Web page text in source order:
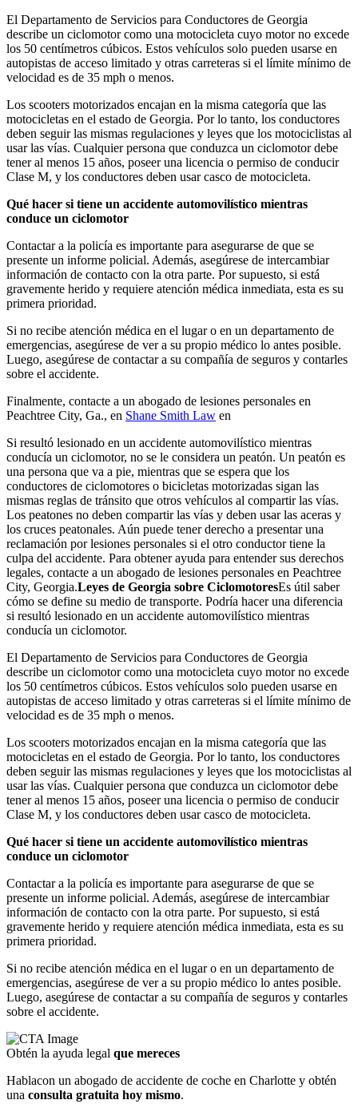
El Departamento de Servicios para Conductores de Georgia
describe un ciclomotor como una motocicleta cuyo motor no excede
los 50 centímetros cúbicos. Estos vehículos solo pueden usarse en
autopistas de acceso limitado y otras carreteras si el límite mínimo de
velocidad es de 35 mph o menos.
Los scooters motorizados encajan en la misma categoría que las
motocicletas en el estado de Georgia. Por lo tanto, los conductores
deben seguir las mismas regulaciones y leyes que los motociclistas al
usar las vías. Cualquier persona que conduzca un ciclomotor debe
tener al menos 15 años, poseer una licencia o permiso de conducir
Clase M, y los conductores deben usar casco de motocicleta.
Qué hacer si tiene un accidente automovilístico mientras
conduce un ciclomotor
Contactar a la policía es importante para asegurarse de que se
presente un informe policial. Además, asegúrese de intercambiar
información de contacto con la otra parte. Por supuesto, si está
gravemente herido y requiere atención médica inmediata, esta es su
primera prioridad.
Si no recibe atención médica en el lugar o en un departamento de
emergencias, asegúrese de ver a su propio médico lo antes posible.
Luego, asegúrese de contactar a su compañía de seguros y contarles
sobre el accidente.
Finalmente, contacte a un abogado de lesiones personales en
Peachtree City, Ga., en Shane Smith Law en
Si resultó lesionado en un accidente automovilístico mientras
conducía un ciclomotor, no se le considera un peatón. Un peatón es
una persona que va a pie, mientras que se espera que los
conductores de ciclomotores o bicicletas motorizadas sigan las
mismas reglas de tránsito que otros vehículos al compartir las vías.
Los peatones no deben compartir las vías y deben usar las aceras y
los cruces peatonales. Aún puede tener derecho a presentar una
reclamación por lesiones personales si el otro conductor tiene la
culpa del accidente. Para obtener ayuda para entender sus derechos
legales, contacte a un abogado de lesiones personales en Peachtree
City, Georgia.Leyes de Georgia sobre CiclomotoresEs útil saber
cómo se define su medio de transporte. Podría hacer una diferencia
si resultó lesionado en un accidente automovilístico mientras
conducía un ciclomotor.
El Departamento de Servicios para Conductores de Georgia
describe un ciclomotor como una motocicleta cuyo motor no excede
los 50 centímetros cúbicos. Estos vehículos solo pueden usarse en
autopistas de acceso limitado y otras carreteras si el límite mínimo de
velocidad es de 35 mph o menos.
Los scooters motorizados encajan en la misma categoría que las
motocicletas en el estado de Georgia. Por lo tanto, los conductores
deben seguir las mismas regulaciones y leyes que los motociclistas al
usar las vías. Cualquier persona que conduzca un ciclomotor debe
tener al menos 15 años, poseer una licencia o permiso de conducir
Clase M, y los conductores deben usar casco de motocicleta.
Qué hacer si tiene un accidente automovilístico mientras
conduce un ciclomotor
Contactar a la policía es importante para asegurarse de que se
presente un informe policial. Además, asegúrese de intercambiar
información de contacto con la otra parte. Por supuesto, si está
gravemente herido y requiere atención médica inmediata, esta es su
primera prioridad.
Si no recibe atención médica en el lugar o en un departamento de
emergencias, asegúrese de ver a su propio médico lo antes posible.
Luego, asegúrese de contactar a su compañía de seguros y contarles
sobre el accidente.
Obtén la ayuda legal que mereces
Hablacon un abogado de accidente de coche en Charlotte y obtén
una consulta gratuita hoy mismo.